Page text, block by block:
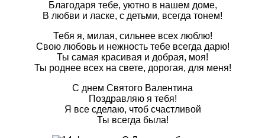
Благодаря тебе, уютно в нашем доме,
В любви и ласке, с детьми, всегда тонем!
Тебя я, милая, сильнее всех люблю!
Свою любовь и нежность тебе всегда дарю!
Ты самая красивая и добрая, моя!
Ты роднее всех на свете, дорогая, для меня!
С днем Святого Валентина
Поздравляю я тебя!
Я все сделаю, чтоб счастливой
Ты всегда была!